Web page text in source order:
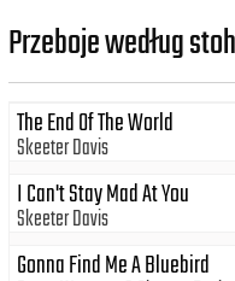
Przeboje według
The End Of The World
Skeeter Davis
I Can't Stay Mad At You
Skeeter Davis
Gonna Find Me A Bluebird